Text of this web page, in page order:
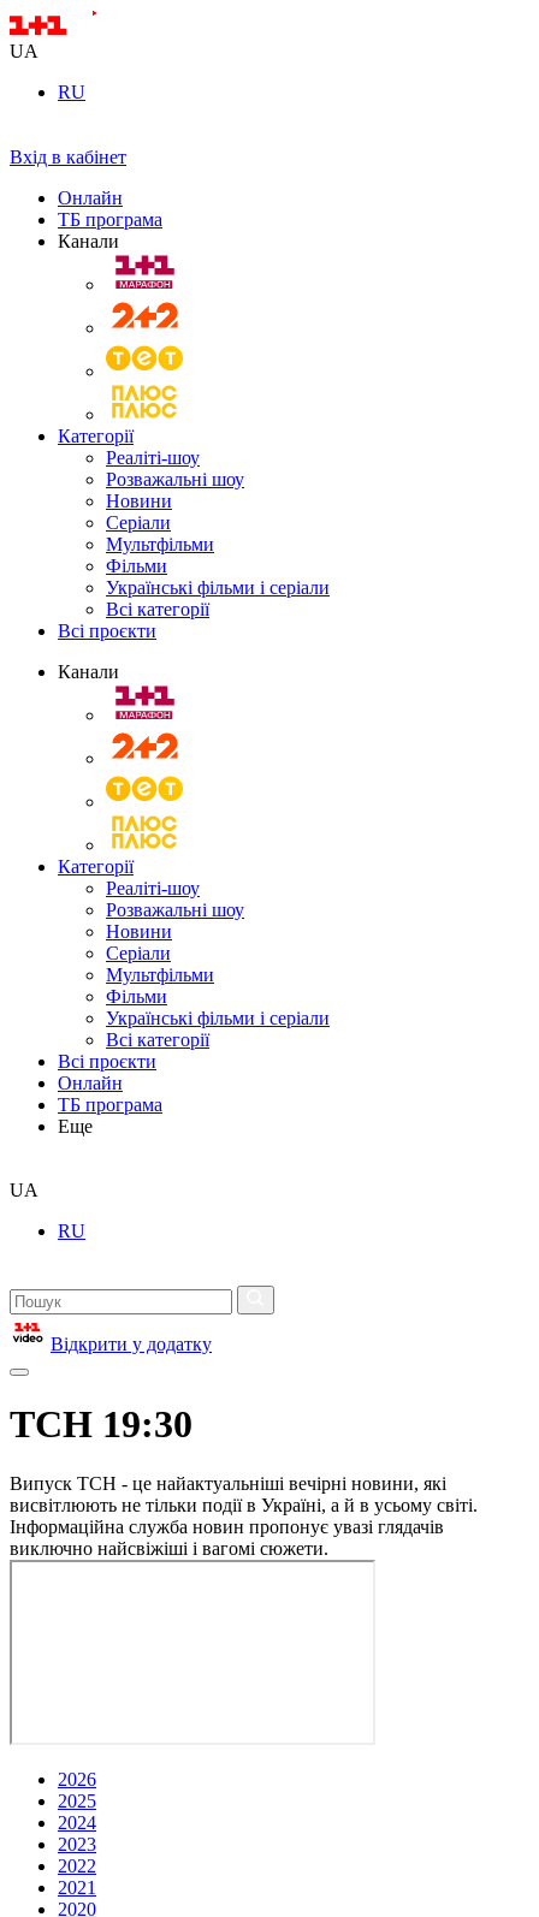
UA
RU
Вхід в кабінет
Онлайн
ТБ програма
Канали
Категорії
Реаліті-шоу
Розважальні шоу
Новини
Серіали
Мультфільми
Фільми
Українські фільми і серіали
Всі категорії
Всі проєкти
Канали
Категорії
Реаліті-шоу
Розважальні шоу
Новини
Серіали
Мультфільми
Фільми
Українські фільми і серіали
Всі категорії
Всі проєкти
Онлайн
ТБ програма
Еще
UA
RU
Відкрити у додатку
ТСН 19:30
Випуск ТСН - це найактуальніші вечірні новини, які
висвітлюють не тільки події в Україні, а й в усьому світі.
Інформаційна служба новин пропонує увазі глядачів
виключно найсвіжіші і вагомі сюжети.
2026
2025
2024
2023
2022
2021
2020